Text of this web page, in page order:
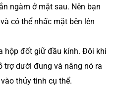
ngàm ở mặt sau. Nên bạn
có thể nhấc mặt bên lên
hộp đốt giữ đầu kính. Đôi khi
trợ dưới đung và nâng nó ra
thủy tinh cụ thể.